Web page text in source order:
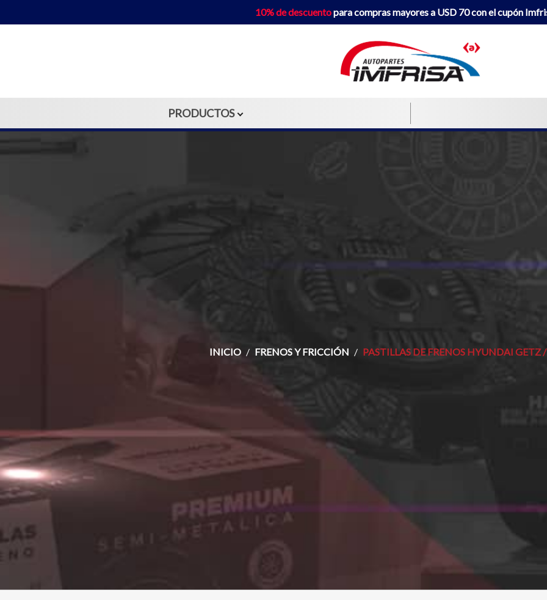
10% de descuentopara compras mayores a USD 70 con el cupón
PRODUCTOS
INICIO FRENOS Y FRICCIÓN PASTILLAS DE FRENOS HYUNDAI GETZ